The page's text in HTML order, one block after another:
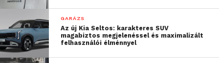
GARÁZS
Az új Kia Seltos: karakteres SUV
magabiztos megjelenéssel és maximalizált
felhasználói élménnyel